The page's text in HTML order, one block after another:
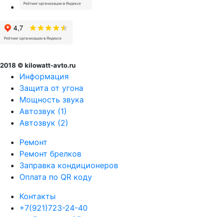
2018 © kilowatt-avto.ru
Информация
Защита от угона
Мощность звука
Автозвук (1)
Автозвук (2)
Ремонт
Ремонт брелков
Заправка кондиционеров
Оплата по QR коду
Контакты
+7(921)723-24-40